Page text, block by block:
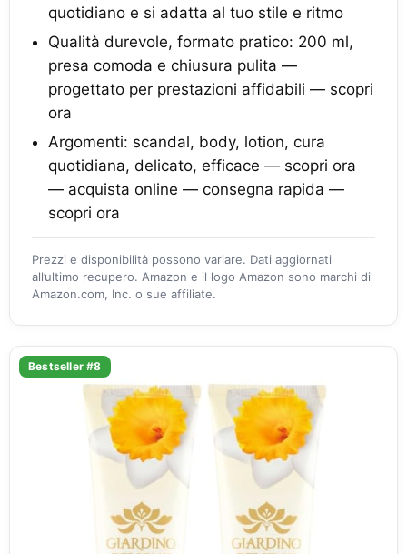
quotidiano e si adatta al tuo stile e ritmo
Qualità durevole, formato pratico: 200 ml,
presa comoda e chiusura pulita —
progettato per prestazioni affidabili — scopri
ora
Argomenti: scandal, body, lotion, cura
quotidiana, delicato, efficace — scopri ora
— acquista online — consegna rapida —
scopri ora
Prezzi e disponibilità possono variare. Dati aggiornati
all’ultimo recupero. Amazon e il logo Amazon sono marchi di
Amazon.com, Inc. o sue affiliate.
Bestseller #8